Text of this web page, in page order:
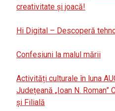
creativitate și joacă!
Hi Digital – Descoperă
Confesiuni la malul mării
Activități culturale în luna
Județeană „Ioan N.
și Filială